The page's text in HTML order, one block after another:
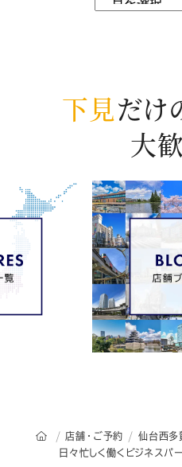
下見だけ
大
オーダースーツSADAのトッ
店舗・ご予約 仙台西多